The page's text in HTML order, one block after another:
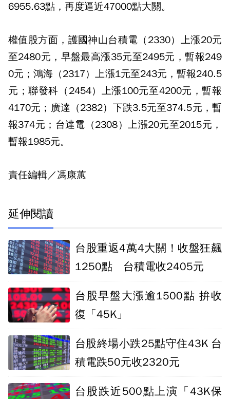
6955.63點，再度逼近47000點大關。
權值股方面，護國神山台積電（2330）上漲20元
至2480元，早盤最高漲35元至2495元，暫報249
0元；鴻海（2317）上漲1元至243元，暫報240.5
元；聯發科（2454）上漲100元至4200元，暫報
4170元；廣達（2382）下跌3.5元至374.5元，暫
報374元；台達電（2308）上漲20元至2015元，
暫報1985元。
責任編輯／馮康蕙
延伸閱讀
台股重返4萬4大關！收盤狂飆
1250點 台積電收2405元
台股早盤大漲逾1500點 拚收
復「45K」
台股終場小跌25點守住43K 台
積電跌50元收2320元
台股跌近500點上演「43K保